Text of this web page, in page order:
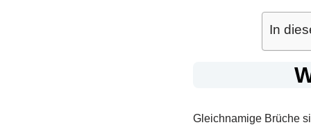
In
Gleichnamige Brüche